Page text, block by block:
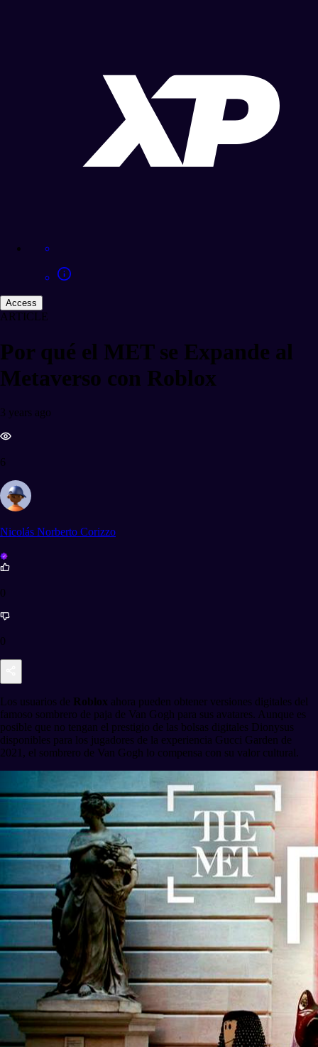
Access
ARTICLE
Por qué el MET se Expande al
Metaverso con Roblox
3 years ago
6
Nicolás Norberto Corizzo
0
0
Los usuarios de Roblox ahora pueden obtener versiones digitales del
famoso sombrero de paja de Van Gogh para sus avatares. Aunque es
posible que no tengan el prestigio de las bolsas digitales Dionysus
disponibles para los jugadores de la experiencia Gucci Garden de
2021, el sombrero de Van Gogh lo compensa con su valor cultural.